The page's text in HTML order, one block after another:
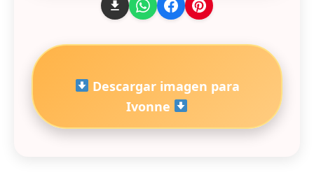
Descargar imagen para
Ivonne